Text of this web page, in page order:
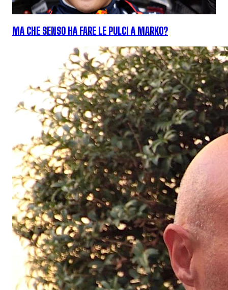
MA CHE SENSO HA FARE LE PULCI A MARKO?